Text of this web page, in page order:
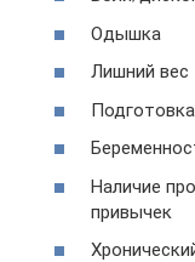
Одышка
Лишний вес
Наличие
привычек